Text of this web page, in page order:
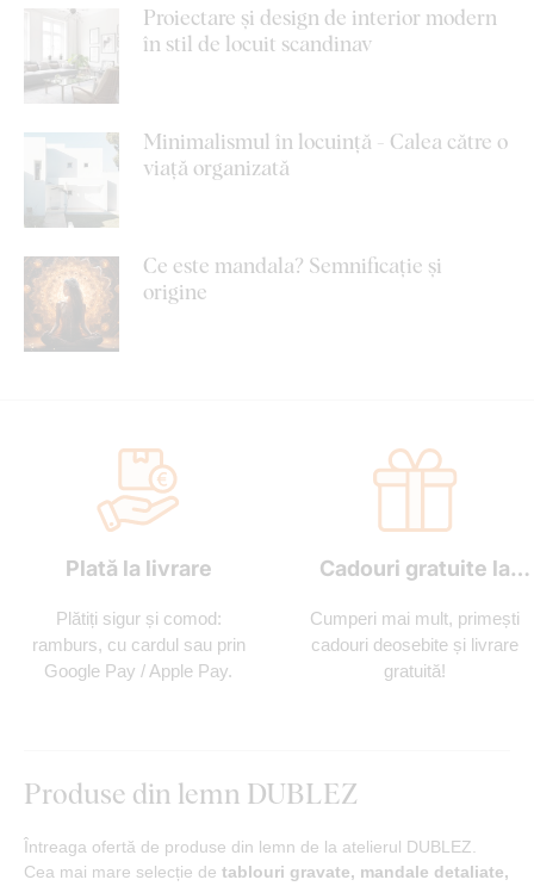
Proiectare și design de interior modern
în stil de locuit scandinav
Minimalismul în locuință - Calea către o
viață organizată
Ce este mandala? Semnificație și
origine
Plată la livrare
Plătiți sigur și comod:
ramburs, cu cardul sau prin
Google Pay / Apple Pay.
Cadouri gratuite la
Cumperi mai mult, primești
cadouri deosebite și livrare
gratuită!
Produse din lemn DUBLEZ
Întreaga ofertă de produse din lemn de la atelierul DUBLEZ.
Cea mai mare selecție de tablouri gravate, mandale detaliate,